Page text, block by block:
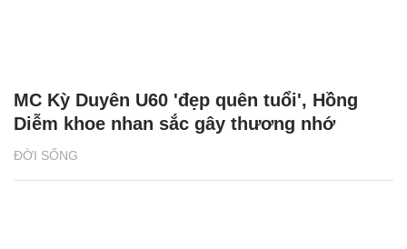
ĐỜI SỐNG
MC Kỳ Duyên U60 'đẹp quên tuổi', Hồng
Diễm khoe nhan sắc gây thương nhớ